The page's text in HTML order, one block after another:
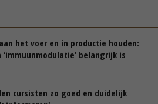
het voer en in productie houden:
‘immuunmodulatie’ belangrijk is
transitieperiode
cursisten zo goed en duidelijk